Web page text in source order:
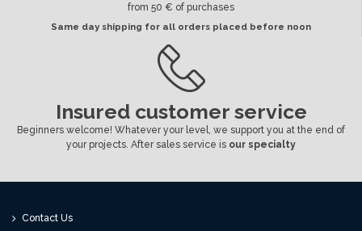
from 50 € of purchases
Same day shipping for all orders placed before noon
Insured customer service
Beginners welcome! Whatever your level, we support you at the end of
your projects. After sales service is our specialty
Contact Us